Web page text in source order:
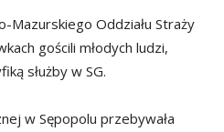
Mazurskiego Oddziału Straży
gościli młodych ludzi,
służby w SG.
w Sępopolu przebywała